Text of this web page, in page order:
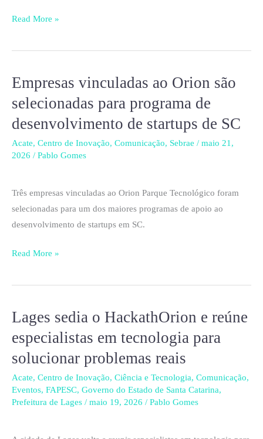
Read More »
Empresas vinculadas ao Orion são
selecionadas para programa de
desenvolvimento de startups de SC
Acate, Centro de Inovação, Comunicação, Sebrae / maio 21,
2026 / Pablo Gomes
Três empresas vinculadas ao Orion Parque Tecnológico foram
selecionadas para um dos maiores programas de apoio ao
desenvolvimento de startups em SC.
Empresas
vinculadas
ao
Orion
são
selecionadas
programa
de
desenvolvimento
startups
SC
Read More »
Lages sedia o HackathOrion e reúne
especialistas em tecnologia para
solucionar problemas reais
Acate, Centro de Inovação, Ciência e Tecnologia, Comunicação,
Eventos, FAPESC, Governo do Estado de Santa Catarina,
Prefeitura de Lages / maio 19, 2026 / Pablo Gomes
Lages
o
HackathOrion
e
reúne